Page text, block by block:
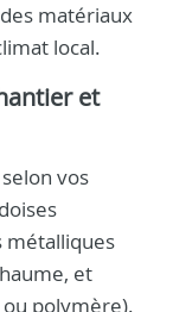
matériaux
local.
et
vos
métalliques
et
polymère).